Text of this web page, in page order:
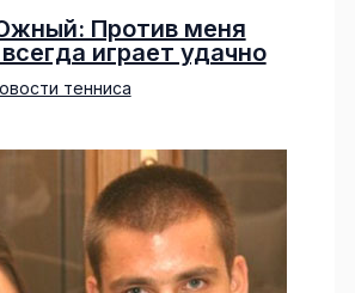
Против меня
играет удачно
тенниса